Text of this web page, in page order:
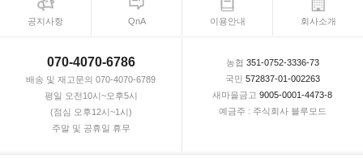
공지사항 QnA 이용안내 회사소개
070-4070-6786
배송 및 재고문의 070-4070-6789
평일 오전10시~오후5시
(점심 오후12시~1시)
주말 및 공휴일 휴무
농협 351-0752-3336-73
국민 572837-01-002263
새마을금고 9005-0001-4473-8
예금주 : 주식회사 블루모드